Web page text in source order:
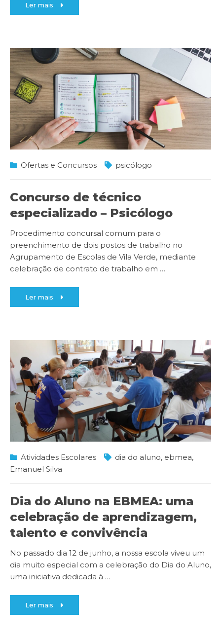
Ler mais
Ofertas e Concursos psicólogo
Concurso de técnico
especializado – Psicólogo
Procedimento concursal comum para o
preenchimento de dois postos de trabalho no
Agrupamento de Escolas de Vila Verde, mediante
celebração de contrato de trabalho em …
Ler mais
Atividades Escolares dia do aluno, ebmea,
Emanuel Silva
Dia do Aluno na EBMEA: uma
celebração de aprendizagem,
talento e convivência
No passado dia 12 de junho, a nossa escola viveu um
dia muito especial com a celebração do Dia do Aluno,
uma iniciativa dedicada à …
Ler mais